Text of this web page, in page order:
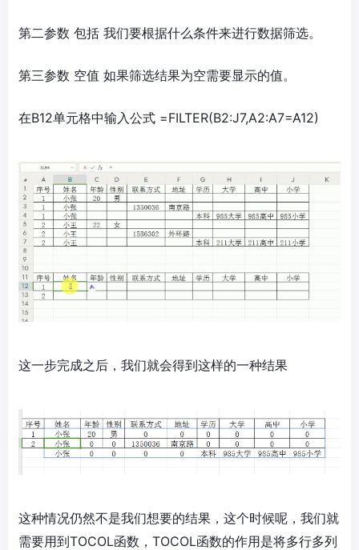
第二参数 包括 我们要根据什么条件来进行数据筛选。
第三参数 空值 如果筛选结果为空需要显示的值。
在B12单元格中输入公式 =FILTER(B2:J7,A2:A7=A12)
这一步完成之后，我们就会得到这样的一种结果
这种情况仍然不是我们想要的结果，这个时候呢，我们就
需要用到TOCOL函数，TOCOL函数的作用是将多行多列